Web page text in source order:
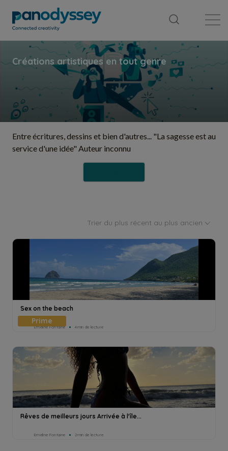
Entre écritures, dessins et bien d'autres... "La sagesse est au
service d'une idée" Auteur inconnu
Trier du plus récent au plus ancien
Sex on the beach
Emeline Fontaine 4min de lecture
Rêves de meilleurs jours Arrivée à l'île...
Emeline Fontaine 2min de lecture